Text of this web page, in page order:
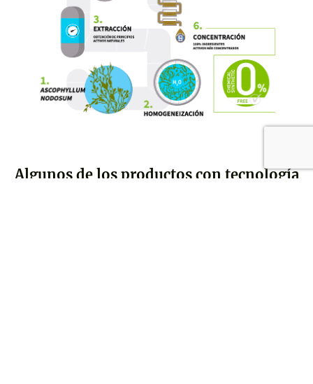
Algunos de los productos con tecnología